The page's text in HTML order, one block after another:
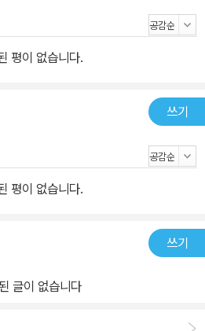
평이 없습니다.
쓰기
평이 없습니다.
쓰기
글이 없습니다